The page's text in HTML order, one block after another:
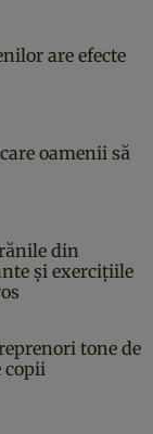
are efecte
oamenii să
din
și exercițiile
tone de
copii